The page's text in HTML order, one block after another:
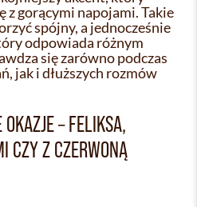
z gorącymi napojami. Takie
spójny, a jednocześnie
odpowiada różnym
się zarówno podczas
jak i dłuższych rozmów
– FELIKSA,
CZY Z CZERWONĄ